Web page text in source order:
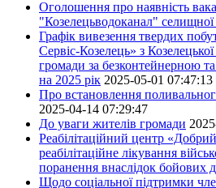
Оголошення про наявність
"Козелецьводоканал" селищної
Графік вивезення твердих
Сервіс-Козелець» з
громади за безконтейнерною
на 2025 рік 2025-05-01 07:47:13
Про встановлення
2025-04-14 07:29:47
До уваги жителів громади
Реабілітаційний центр
реабілітаційне лікування
поранення внаслідок бойових
Щодо соціальної підтримки